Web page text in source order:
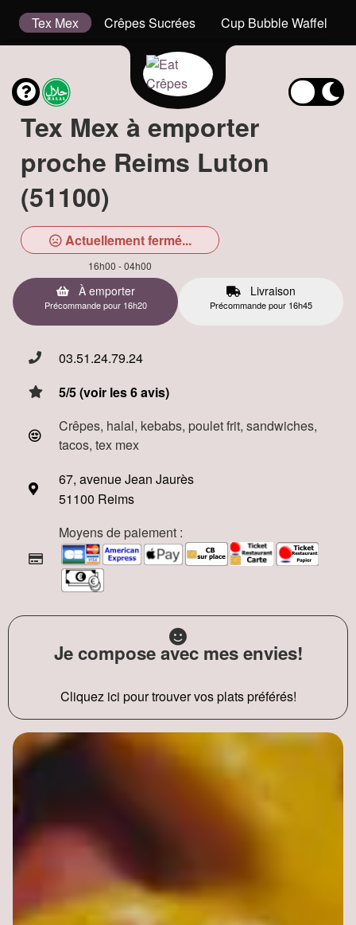
Tex Mex Crêpes Sucrées Cup Bubble Waffel
Tex Mex à emporter
proche Reims Luton
(51100)
Actuellement fermé...
16h00 - 04h00
À emporter
Précommande pour 16h20
Livraison
Précommande pour 16h45
03.51.24.79.24
5/5 (voir les 6 avis)
Crêpes, halal, kebabs, poulet frit, sandwiches,
tacos, tex mex
67, avenue Jean Jaurès
51100 Reims
Moyens de paiement :
Je compose avec mes envies!
Cliquez ici pour trouver vos plats préférés!